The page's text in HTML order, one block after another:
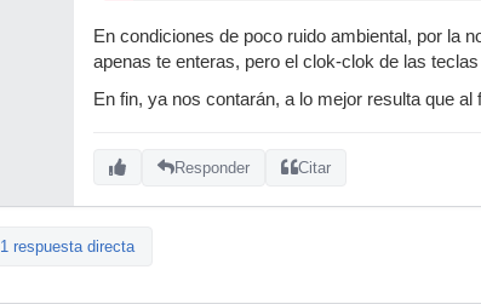
En condiciones de poco ruido ambiental, por la
apenas te enteras, pero el clok-clok de las
En fin, ya nos contarán, a lo mejor resulta que
Responder Citar
1 respuesta directa